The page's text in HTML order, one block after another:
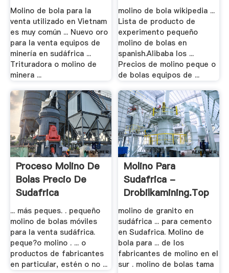
Molino de bola para la
venta utilizado en Vietnam
es muy común ... Nuevo oro
para la venta equipos de
minería en sudáfrica ...
Trituradora o molino de
minera ...
molino de bola wikipedia ...
Lista de producto de
experimento pequeño
molino de bolas en
spanish.Alibaba los ...
Precios de molino peque o
de bolas equipos de ...
Proceso Molino De
Bolas Precio De
Sudafrica
... más peques. . pequeño
molino de bolas móviles
para la venta sudáfrica.
peque?o molino . ... o
productos de fabricantes
en particular, estén o no ...
Molino Para
Sudafrica -
Drobilkamining.top
molino de granito en
sudáfrica ... para cemento
en Sudafrica. Molino de
bola para ... de los
fabricantes de molino en el
sur . molino de bolas tama